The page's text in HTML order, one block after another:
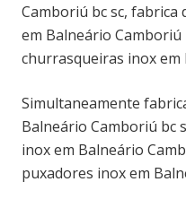
Camboriú bc sc,
em Balneário
churrasqueiras inox em
Simultaneamente
Balneário Camboriú bc
inox em Balneário
puxadores inox em